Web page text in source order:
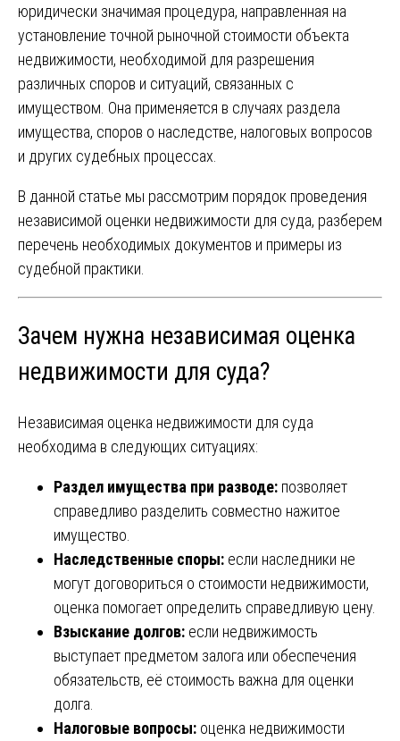
юридически значимая процедура, направленная на
установление точной рыночной стоимости объекта
недвижимости, необходимой для разрешения
различных споров и ситуаций, связанных с
имуществом. Она применяется в случаях раздела
имущества, споров о наследстве, налоговых вопросов
и других судебных процессах.
В данной статье мы рассмотрим порядок проведения
независимой оценки недвижимости для суда, разберем
перечень необходимых документов и примеры из
судебной практики.
Зачем нужна независимая оценка
недвижимости для суда?
Независимая оценка недвижимости для суда
необходима в следующих ситуациях:
Раздел имущества при разводе: позволяет
справедливо разделить совместно нажитое
имущество.
Наследственные споры: если наследники не
могут договориться о стоимости недвижимости,
оценка помогает определить справедливую цену.
Взыскание долгов: если недвижимость
выступает предметом залога или обеспечения
обязательств, её стоимость важна для оценки
долга.
Налоговые вопросы: оценка недвижимости